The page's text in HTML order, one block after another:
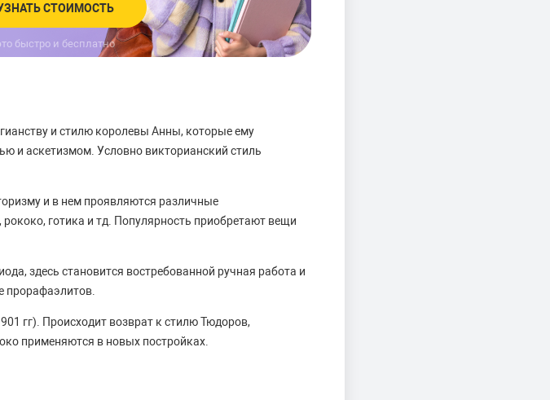
СТОИМОСТЬ
быстро и бесплатно
и стилю королевы Анны, которые ему
и аскетизмом. Условно викторианский стиль
и в нем проявляются различные
готика и тд. Популярность приобретают вещи
здесь становится востребованной ручная работа и
прорафаэлитов.
гг). Происходит возврат к стилю Тюдоров,
применяются в новых постройках.